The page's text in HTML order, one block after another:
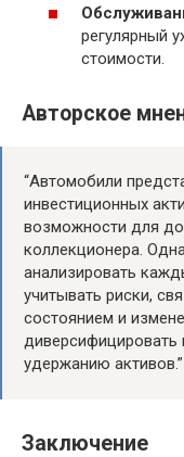
регулярный
стоимости.
Авторское
“Автомобили
инвестиционных
возможности для
коллекционера.
анализировать
учитывать риски,
состоянием и
удержанию активов.”
Заключение